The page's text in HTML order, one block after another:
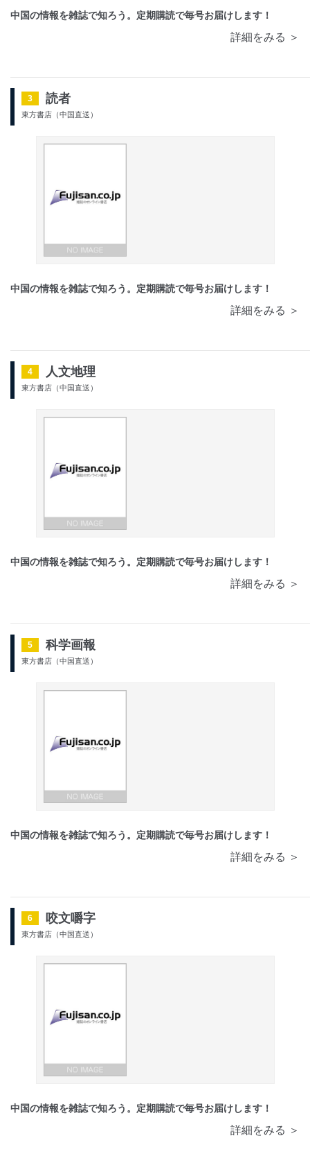
中国の情報を雑誌で知ろう。定期購読で毎号お届けします！
詳細をみる ＞
3 読者
東方書店（中国直送）
中国の情報を雑誌で知ろう。定期購読で毎号お届けします！
詳細をみる ＞
4 人文地理
東方書店（中国直送）
中国の情報を雑誌で知ろう。定期購読で毎号お届けします！
詳細をみる ＞
5 科学画報
東方書店（中国直送）
中国の情報を雑誌で知ろう。定期購読で毎号お届けします！
詳細をみる ＞
6 咬文嚼字
東方書店（中国直送）
中国の情報を雑誌で知ろう。定期購読で毎号お届けします！
詳細をみる ＞